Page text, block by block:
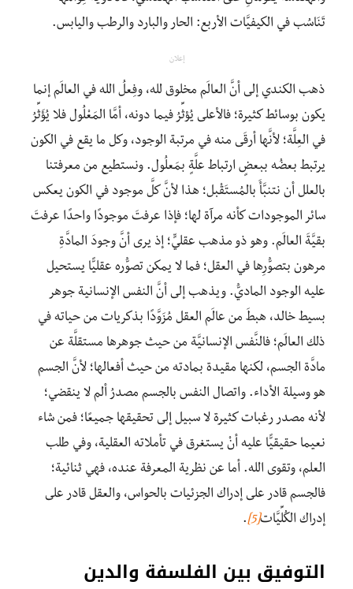
تَنَاسُب في الكيفيَّات الأربع: الحار والبارد والرطب واليابس.
إعلان
ذهب الكندي إلى أنَّ العالَم مخلوق لله، وفِعلُ الله في العالَم إنما
يكون بوسائط كثيرة؛ فالأعلى يُؤثِّرُ فيما دونه، أمَّا المَعْلُول فلا يُؤَثِّرُ
في العِلَّة؛ لأنَّها أرقَى منه في مرتبة الوجود، وكل ما يقع في الكون
يرتبط بعضُه ببعضٍ ارتباط علَّةٍ بمَعلُول. ونستطيع من معرفتنا
بالعلل أن نتنبَّأَ بالمُستَقْبل؛ هذا لأنَّ كلَّ موجود في الكون يعكس
سائر الموجودات كأنه مرآة لها؛ فإذا عرفتَ موجودًا واحدًا عرفتَ
بقيَّةَ العالَم. وهو ذو مذهب عقليٍّ؛ إذ يرى أنَّ وجودَ المادَّةِ
مرهون بتصوُّرِها في العقل؛ فما لا يمكن تصوُّره عقليًّا يستحيل
عليه الوجود الماديُّ. ويذهب إلى أنَّ النفس الإنسانية جوهر
بسيط خالد، هبطَ من عالَم العقل مُزَوَّدًا بذكريات من حياته في
ذلك العالَم؛ فالنَّفس الإنسانيَّة من حيث جوهرها مستقلَّة عن
مادَّة الجسم، لكنها مقيدة بمادته من حيث أفعالها؛ لأنَّ الجسم
هو وسيلة الأداء. واتصال النفس بالجسم مصدرُ ألم لا ينقضي؛
لأنه مصدر رغبات كثيرة لا سبيل إلى تحقيقها جميعًا؛ فمن شاء
نعيما حقيقيًّا عليه أنْ يستغرق في تأملاته العقلية، وفي طلب
العلم، وتقوى الله. أما عن نظرية المعرفة عنده، فهي ثنائية؛
فالجسم قادر على إدراك الجزئيات بالحواس، والعقل قادر على
إدراك الكُلِّيَّات[5]
.
التوفيق بين الفلسفة والدين